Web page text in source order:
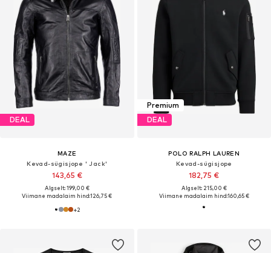
DEAL
MAZE
Kevad-sügisjope ' Jack'
143,65 €
Algselt: 199,00 €
Viimane madalaim hind:126,75 €
+2
Premium
DEAL
POLO RALPH LAUREN
Kevad-sügisjope
182,75 €
Algselt: 215,00 €
Viimane madalaim hind:160,65 €